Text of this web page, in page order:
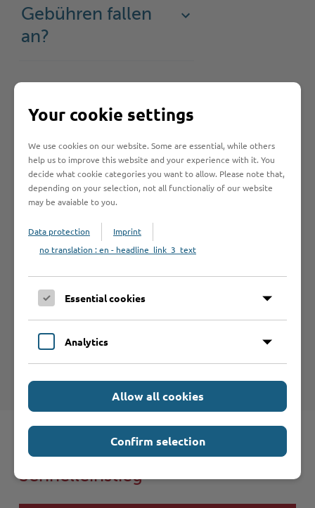
Gebühren fallen
an?
Anträge /
Formulare
Kreis Stormarn - Bauaufsicht und
Denkmalschutz
Schnelleinstieg
Your cookie settings
We use cookies on our website. Some are essential, while others
help us to improve this website and your experience with it. You
decide what cookie categories you want to allow. Please note that,
depending on your selection, not all functionaliy of our website
may be avaiable to you.
Data protection
Imprint
no translation : en - headline_link_3_text
Essential cookies
Analytics
Allow all cookies
Confirm selection